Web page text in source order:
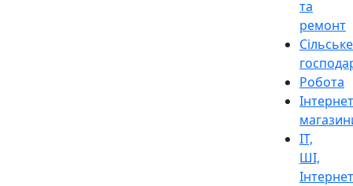
та
ремонт
Сільське
Робота
Інтернет
ІТ,
ШІ,
Інтернет